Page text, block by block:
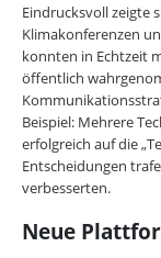
Eindrucksvoll zeigte
Klimakonferenzen
konnten in Echtzeit
öffentlich
Beispiel: Mehrere
erfolgreich auf die
Entscheidungen
verbesserten.
Neue